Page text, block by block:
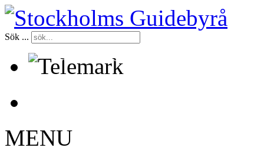
Sök ...
Certifierade kurser sedan 1998
MENU